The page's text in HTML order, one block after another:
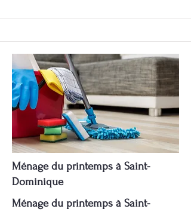
Ménage du printemps à Saint-
Dominique
Ménage du printemps à Saint-